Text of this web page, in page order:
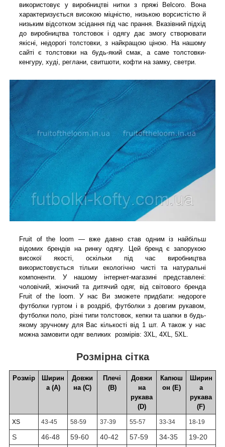
використовує у виробництві нитки з пряжі Belcoro. Вона
характеризується високою міцністю, низькою ворсистістю й
низьким відсотком зсідання під час прання. Вказівний підхід
до виробництва толстовок і одягу дає змогу створювати
якісні, недорогі толстовки, з найкращою ціною. На нашому
сайті є толстовки на будь-який смак, а саме толстовки-
кенгуру, худі, реглани, свитшоти, кофти на замку, светри.
Fruit of the loom — вже давно став одним із найбільш
відомих брендів на ринку одягу. Цей бренд є запорукою
високої якості, оскільки під час виробництва
використовується тільки екологічно чисті та натуральні
компоненти. У нашому інтернет-магазині представлені:
чоловічий, жіночий та дитячий одяг, від світового бренда
Fruit of the loom. У нас Ви зможете придбати: недороге
футболки гуртом і в роздріб, футболки з довгим рукавом,
футболки поло, різні типи толстовок, кепки та шапки в будь-
якому зручному для Вас кількості від 1 шт. А також у нас
можна замовити одяг великих розмірів: 3XL, 4XL, 5XL.
Розмірна сітка
Розмір
Ширин
а (А)
Довжи
на (С)
Плечі
(В)
Довжи
на
рукава
(D)
Капюш
он (Е)
Ширин
а
рукава
(F)
XS 43-45 58-59 37-39 55-57 33-34 18-19
S 46-48 59-60 40-42 57-59 34-35 19-20